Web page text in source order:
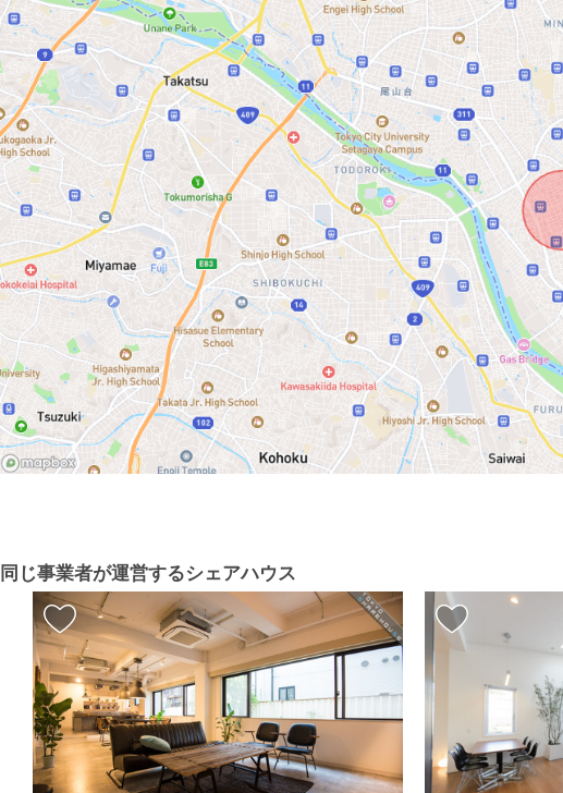
同じ事業者が運営するシェアハウス